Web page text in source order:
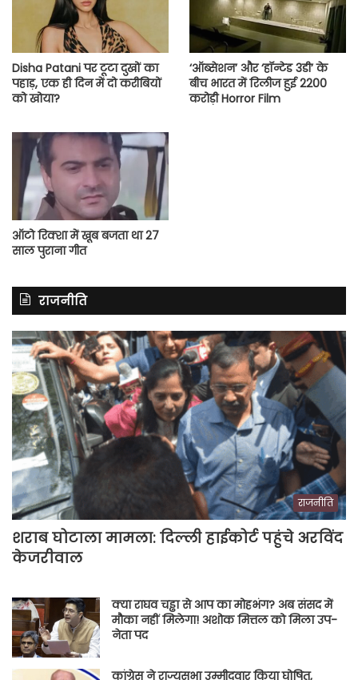
Disha Patani पर टूटा दुखों का
पहाड़, एक ही दिन में दो करीबियों
को खोया?
‘ऑब्सेशन’ और ‘हॉन्टेड 3डी’ के
बीच भारत में रिलीज हुई 2200
करोड़ी Horror Film
ऑटो रिक्शा में खूब बजता था 27
साल पुराना गीत
राजनीति
राजनीति
शराब घोटाला मामला: दिल्ली हाईकोर्ट पहुंचे अरविंद
केजरीवाल
क्या राघव चड्ढा से आप का मोहभंग? अब संसद में
मौका नहीं मिलेगा! अशोक मित्तल को मिला उप-
नेता पद
कांग्रेस ने राज्यसभा उम्मीदवार किया घोषित,